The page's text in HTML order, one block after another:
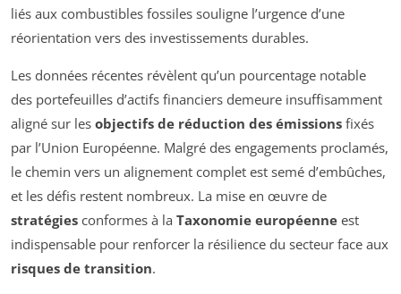
liés aux combustibles fossiles souligne l’urgence d’une
réorientation vers des investissements durables.
Les données récentes révèlent qu’un pourcentage notable
des portefeuilles d’actifs financiers demeure insuffisamment
aligné sur les objectifs de réduction des émissions fixés
par l’Union Européenne. Malgré des engagements proclamés,
le chemin vers un alignement complet est semé d’embûches,
et les défis restent nombreux. La mise en œuvre de
stratégies conformes à la Taxonomie européenne est
indispensable pour renforcer la résilience du secteur face aux
risques de transition.